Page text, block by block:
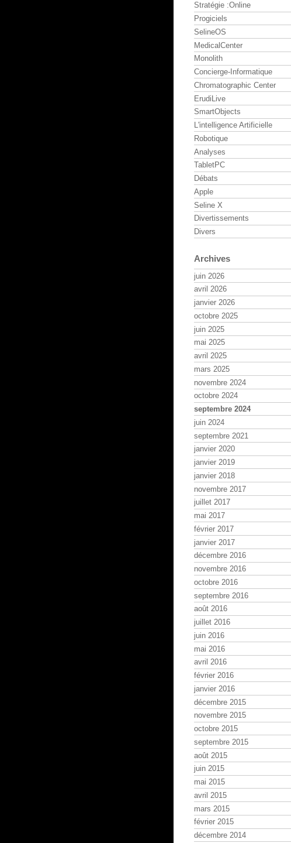
Stratégie :Online
Progiciels
SelineOS
MedicalCenter
Monolith
Concierge-Informatique
Chromatographic Center
ErudiLive
SmartObjects
L'intelligence Artificielle
Robotique
Analyses
TabletPC
Débats
Apple
Seline X
Divertissements
Divers
Archives
juin 2026
avril 2026
janvier 2026
octobre 2025
juin 2025
mai 2025
avril 2025
mars 2025
novembre 2024
octobre 2024
septembre 2024
juin 2024
septembre 2021
janvier 2020
janvier 2019
janvier 2018
novembre 2017
juillet 2017
mai 2017
février 2017
janvier 2017
décembre 2016
novembre 2016
octobre 2016
septembre 2016
août 2016
juillet 2016
juin 2016
mai 2016
avril 2016
février 2016
janvier 2016
décembre 2015
novembre 2015
octobre 2015
septembre 2015
août 2015
juin 2015
mai 2015
avril 2015
mars 2015
février 2015
décembre 2014